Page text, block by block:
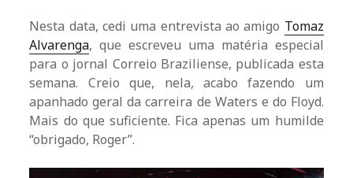
Nesta data, cedi uma entrevista ao amigo Tomaz
Alvarenga, que escreveu uma matéria especial
para o jornal Correio Braziliense, publicada esta
semana. Creio que, nela, acabo fazendo um
apanhado geral da carreira de Waters e do Floyd.
Mais do que suficiente. Fica apenas um humilde
“obrigado, Roger”.